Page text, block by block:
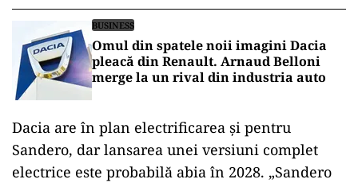
BUSINESS
Omul din spatele noii imagini Dacia
pleacă din Renault. Arnaud Belloni
merge la un rival din industria auto
Dacia are în plan electrificarea și pentru
Sandero, dar lansarea unei versiuni complet
electrice este probabilă abia în 2028. „Sandero